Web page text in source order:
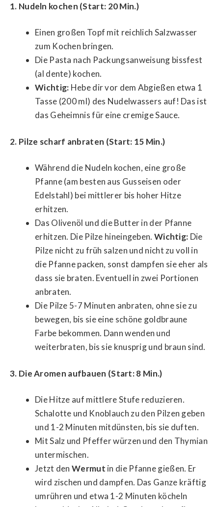
1. Nudeln kochen (Start: 20 Min.)
Einen großen Topf mit reichlich Salzwasser
zum Kochen bringen.
Die Pasta nach Packungsanweisung bissfest
(al dente) kochen.
Wichtig: Hebe dir vor dem Abgießen etwa 1
Tasse (200 ml) des Nudelwassers auf! Das ist
das Geheimnis für eine cremige Sauce.
2. Pilze scharf anbraten (Start: 15 Min.)
Während die Nudeln kochen, eine große
Pfanne (am besten aus Gusseisen oder
Edelstahl) bei mittlerer bis hoher Hitze
erhitzen.
Das Olivenöl und die Butter in der Pfanne
erhitzen. Die Pilze hineingeben. Wichtig: Die
Pilze nicht zu früh salzen und nicht zu voll in
die Pfanne packen, sonst dampfen sie eher als
dass sie braten. Eventuell in zwei Portionen
anbraten.
Die Pilze 5-7 Minuten anbraten, ohne sie zu
bewegen, bis sie eine schöne goldbraune
Farbe bekommen. Dann wenden und
weiterbraten, bis sie knusprig und braun sind.
3. Die Aromen aufbauen (Start: 8 Min.)
Die Hitze auf mittlere Stufe reduzieren.
Schalotte und Knoblauch zu den Pilzen geben
und 1-2 Minuten mitdünsten, bis sie duften.
Mit Salz und Pfeffer würzen und den Thymian
untermischen.
Jetzt den Wermut in die Pfanne gießen. Er
wird zischen und dampfen. Das Ganze kräftig
umrühren und etwa 1-2 Minuten köcheln